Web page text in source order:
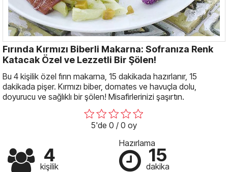
Fırında Kırmızı Biberli Makarna: Sofranıza Renk
Katacak Özel ve Lezzetli Bir Şölen!
Bu 4 kişilik özel fırın makarna, 15 dakikada hazırlanır, 15
dakikada pişer. Kırmızı biber, domates ve havuçla dolu,
doyurucu ve sağlıklı bir şölen! Misafirlerinizi şaşırtın.
5'de 0 / 0 oy
4
kişilik
Hazırlama
15
dakika